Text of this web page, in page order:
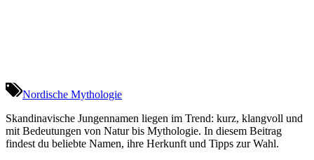
Nordische Mythologie
Skandinavische Jungennamen liegen im Trend: kurz, klangvoll und
mit Bedeutungen von Natur bis Mythologie. In diesem Beitrag
findest du beliebte Namen, ihre Herkunft und Tipps zur Wahl.